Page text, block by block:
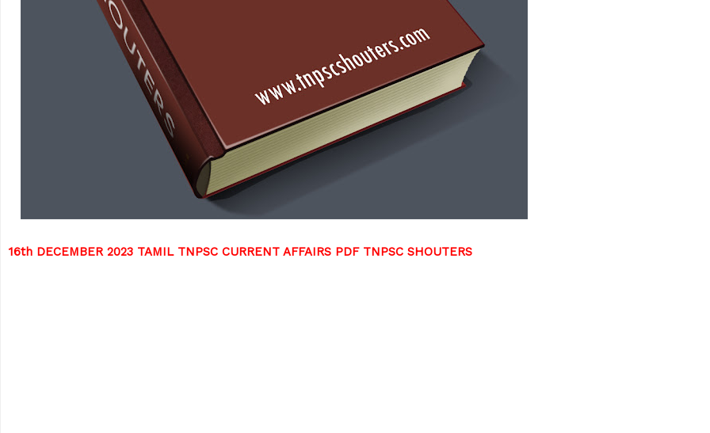
16th DECEMBER 2023 TAMIL TNPSC CURRENT AFFAIRS PDF TNPSC SHOUTERS